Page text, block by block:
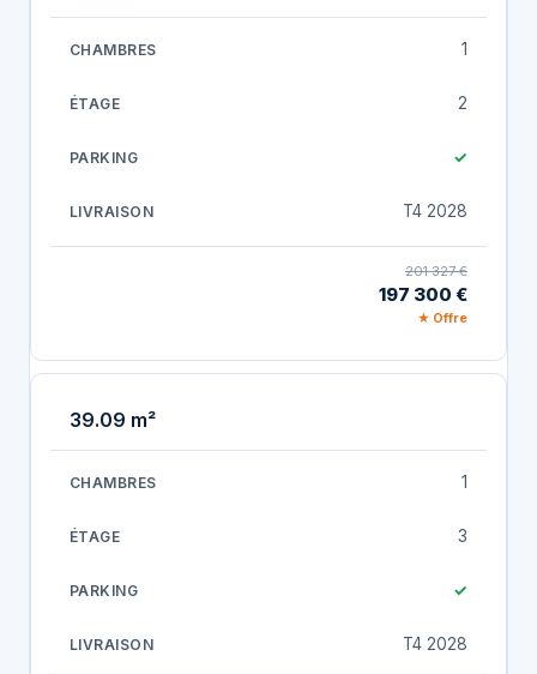
1
2
✓
T4 2028
201 327 €
197 300 €
★ Offre
39.09 m²
1
3
✓
T4 2028